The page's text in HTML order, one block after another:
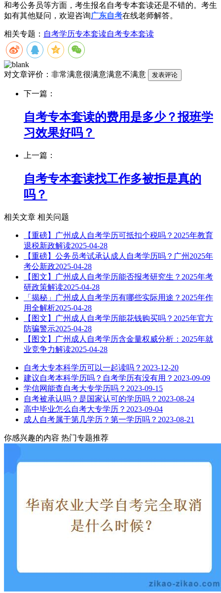
和考公务员等方面，考生报名自考专本套读还是不错的。考生
如有其他疑问，欢迎咨询广东自考在线老师解答。
相关专题： 自考学历专本套读自考专本套读
对文章评价： 非常满意很满意满意不满意
下一篇：
自考专本套读的费用是多少？报班学
习效果好吗？
上一篇：
自考专本套读找工作多被拒是真的
吗？
相关文章 相关问题
【重磅】广州成人自考学历可抵扣个税吗？2025年教育
退税新政解读2025-04-28
【重磅】公务员考试承认成人自考学历吗？广州2025年
考公新政2025-04-28
【图文】广州成人自考学历能否报考研究生？2025年考
研政策解读2025-04-28
「揭秘」广州成人自考学历有哪些实际用途？2025年作
用全解析2025-04-28
【图文】广州成人自考学历能花钱购买吗？2025年官方
防骗警示2025-04-28
【图文】广州成人自考学历含金量权威分析：2025年就
业竞争力解读2025-04-28
自考大专本科学历可以一起读吗？ 2023-12-20
建议自考本科学历吗？自考学历有没有用？ 2023-09-09
学信网能查自考大专学历吗？ 2023-09-15
自考被承认吗？是国家认可的学历吗？ 2023-08-24
高中毕业怎么自考大专学历？ 2023-09-04
成人自考属于第几学历？第一学历吗？ 2023-08-21
你感兴趣的内容 热门专题推荐